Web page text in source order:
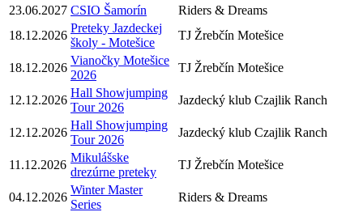
23.06.2027 CSIO Šamorín
Riders & Dreams
18.12.2026
Preteky Jazdeckej
školy - Motešice
TJ Žrebčín Motešice
18.12.2026
Vianočky Motešice
2026
TJ Žrebčín Motešice
12.12.2026
Hall Showjumping
Tour 2026
Jazdecký klub Czajlik Ranch
12.12.2026
Hall Showjumping
Tour 2026
Jazdecký klub Czajlik Ranch
11.12.2026
Mikulášske
drezúrne preteky
TJ Žrebčín Motešice
04.12.2026
Winter Master
Series
Riders & Dreams